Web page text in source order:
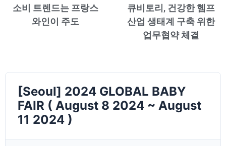
소비 트렌드는 프랑스
와인이 주도
큐비토리, 건강한 헴프
산업 생태계 구축 위한
업무협약 체결
[Seoul] 2024 GLOBAL BABY
FAIR ( August 8 2024 ~ August
11 2024 )